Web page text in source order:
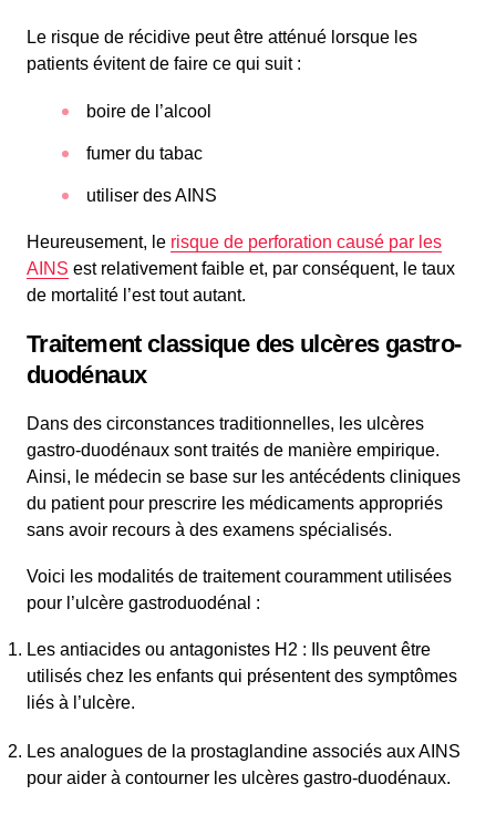
Le risque de récidive peut être atténué lorsque les
patients évitent de faire ce qui suit :
boire de l’alcool
fumer du tabac
utiliser des AINS
Heureusement, le risque de perforation causé par les
AINS est relativement faible et, par conséquent, le taux
de mortalité l’est tout autant.
Traitement classique des ulcères gastro-
duodénaux
Dans des circonstances traditionnelles, les ulcères
gastro-duodénaux sont traités de manière empirique.
Ainsi, le médecin se base sur les antécédents cliniques
du patient pour prescrire les médicaments appropriés
sans avoir recours à des examens spécialisés.
Voici les modalités de traitement couramment utilisées
pour l’ulcère gastroduodénal :
Les antiacides ou antagonistes H2 : Ils peuvent être
utilisés chez les enfants qui présentent des symptômes
liés à l’ulcère.
Les analogues de la prostaglandine associés aux AINS
pour aider à contourner les ulcères gastro-duodénaux.